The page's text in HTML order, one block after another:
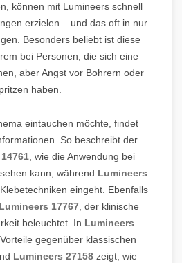
können mit Lumineers schnell
erzielen – und das oft in nur
Besonders beliebt ist diese
bei Personen, die sich eine
aber Angst vor Bohrern oder
haben.
eintauchen möchte, findet
So beschreibt der
, wie die Anwendung bei
kann, während Lumineers
eingeht. Ebenfalls
Lumineers 17767, der klinische
beleuchtet. In Lumineers
gegenüber klassischen
Lumineers 27158 zeigt, wie